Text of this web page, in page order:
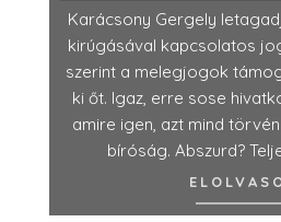
Karácsony Gergely
kirúgásával kapcsolatos
szerint a melegjogok
ki őt. Igaz, erre sose
amire igen, azt mind
bíróság. Abszurd?